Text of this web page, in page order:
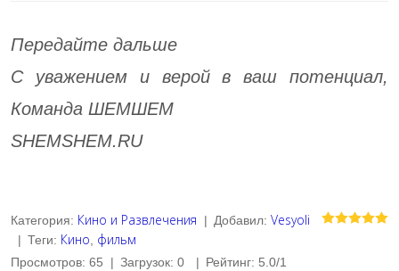
Передайте дальше
С уважением и верой в ваш потенциал,
Команда ШЕМШЕМ
SHEMSHEM.RU
Категория: Кино и Развлечения | Добавил: Vesyoli
| Теги: Кино фильм
Просмотров: 65 | Загрузок: 0 | Рейтинг: 5.0/1